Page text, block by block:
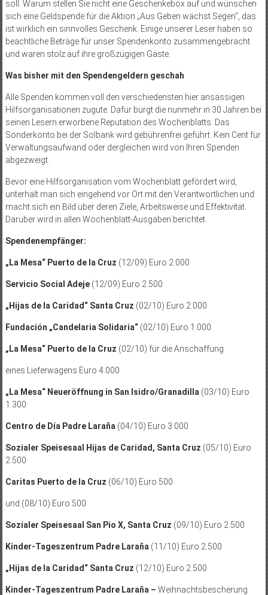
soll. Warum stellen Sie nicht eine Geschenkebox auf und wünschen
sich eine Geldspende für die Aktion „Aus Geben wächst Segen“, das
ist wirklich ein sinnvolles Geschenk. Einige unserer Leser haben so
beachtliche Beträge für unser Spendenkonto zusammengebracht
und waren stolz auf ihre großzügigen Gäste.
Was bisher mit den Spendengeldern geschah
Alle Spenden kommen voll den verschiedensten hier ansässigen
Hilfsorganisationen zugute. Dafür bürgt die nunmehr in 30 Jahren bei
seinen Lesern erworbene Reputation des Wochenblatts. Das
Sonderkonto bei der Solbank wird gebührenfrei geführt. Kein Cent für
Verwaltungsaufwand oder dergleichen wird von Ihren Spenden
abgezweigt.
Bevor eine Hilfsorganisation vom Wochenblatt gefördert wird,
unterhält man sich eingehend vor Ort mit den Verantwortlichen und
macht sich ein Bild über deren Ziele, Arbeitsweise und Effektivität.
Darüber wird in allen Wochenblatt-Ausgaben berichtet.
Spendenempfänger:
„La Mesa“ Puerto de la Cruz (12/09) Euro 2.000
Servicio Social Adeje(12/09) Euro 2.500
„Hijas de la Caridad“ Santa Cruz (02/10) Euro 2.000
Fundación „Candelaria Solidaria“(02/10) Euro 1.000
„La Mesa“ Puerto de la Cruz (02/10) für die Anschaffung
eines Lieferwagens Euro 4.000
„La Mesa“ Neueröffnung in San Isidro/Granadilla (03/10) Euro
1.300
Centro de Día Padre Laraña (04/10) Euro 3.000
Sozialer Speisesaal Hijas de Caridad, Santa Cruz (05/10) Euro
2.500
Caritas Puerto de la Cruz (06/10) Euro 500
und (08/10) Euro 500
Sozialer Speisesaal San Pio X, Santa Cruz (09/10) Euro 2.500
Kinder-Tageszentrum Padre Laraña (11/10) Euro 2.500
„Hijas de la Caridad“ Santa Cruz (12/10) Euro 2.500
Kinder-Tageszentrum Padre Laraña – Weihnachtsbescherung